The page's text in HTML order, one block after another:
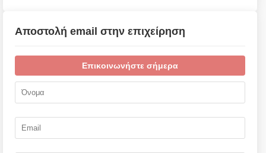
Αποστολή email στην επιχείρηση
Επικοινωνήστε σήμερα